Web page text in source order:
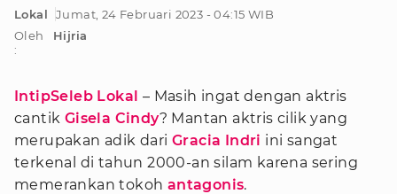
Lokal
Jumat, 24 Februari 2023 - 04:15 WIB
Oleh
:
Hijria
IntipSeleb Lokal – Masih ingat dengan aktris
cantik Gisela Cindy? Mantan aktris cilik yang
merupakan adik dari Gracia Indri ini sangat
terkenal di tahun 2000-an silam karena sering
memerankan tokoh antagonis.